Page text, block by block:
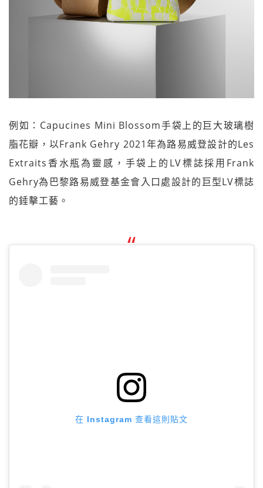
例如：Capucines Mini Blossom手袋上的巨大玻璃樹
脂花瓣，以Frank Gehry 2021年為路易威登設計的Les
Extraits香水瓶為靈感，手袋上的LV標誌採用Frank
Gehry為巴黎路易威登基金會入口處設計的巨型LV標誌
的錘擊工藝。
在 Instagram 查看這則貼文